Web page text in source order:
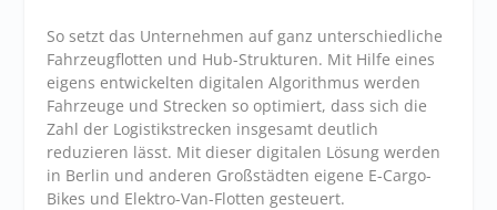
So setzt das Unternehmen auf ganz unterschiedliche
Fahrzeugflotten und Hub-Strukturen. Mit Hilfe eines
eigens entwickelten digitalen Algorithmus werden
Fahrzeuge und Strecken so optimiert, dass sich die
Zahl der Logistikstrecken insgesamt deutlich
reduzieren lässt. Mit dieser digitalen Lösung werden
in Berlin und anderen Großstädten eigene E-Cargo-
Bikes und Elektro-Van-Flotten gesteuert.